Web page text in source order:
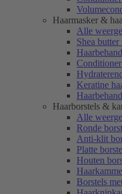
Haarmasker &
Alle
Shea
Keratine
Haarborstels &
Alle
Ronde
Anti-klit
Platte
Houten
Borstels